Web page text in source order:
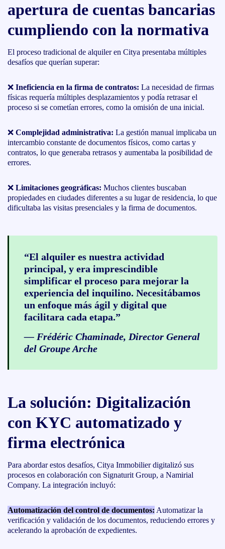
apertura de cuentas bancarias
cumpliendo con la normativa
El proceso tradicional de alquiler en Citya presentaba múltiples
desafíos que querían superar:
❌ Ineficiencia en la firma de contratos: La necesidad de firmas
físicas requería múltiples desplazamientos y podía retrasar el
proceso si se cometían errores, como la omisión de una inicial.
❌ Complejidad administrativa: La gestión manual implicaba un
intercambio constante de documentos físicos, como cartas y
contratos, lo que generaba retrasos y aumentaba la posibilidad de
errores.
❌ Limitaciones geográficas: Muchos clientes buscaban
propiedades en ciudades diferentes a su lugar de residencia, lo que
dificultaba las visitas presenciales y la firma de documentos.
“El alquiler es nuestra actividad
principal, y era imprescindible
simplificar el proceso para mejorar la
experiencia del inquilino. Necesitábamos
un enfoque más ágil y digital que
facilitara cada etapa.”
— Frédéric Chaminade, Director General
del Groupe Arche
La solución: Digitalización
con KYC automatizado y
firma electrónica
Para abordar estos desafíos, Citya Immobilier digitalizó sus
procesos en colaboración con Signaturit Group, a Namirial
Company. La integración incluyó:
Automatización del control de documentos: Automatizar la
verificación y validación de los documentos, reduciendo errores y
acelerando la aprobación de expedientes.